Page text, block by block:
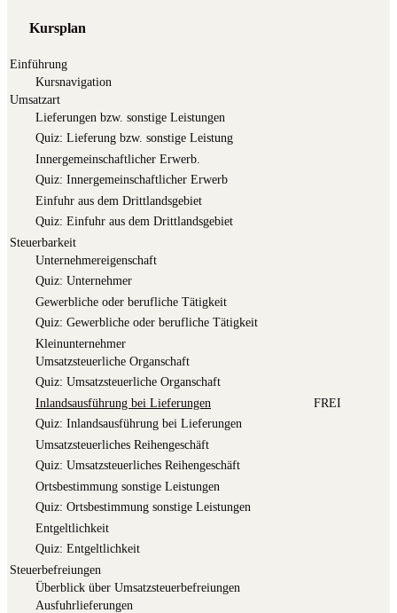
Kursplan
Einführung
Kurs­na­vi­ga­ti­on
Umsatzart
Lie­fe­run­gen bzw. sons­ti­ge Leistungen
Quiz: Lie­fe­rung bzw. sons­ti­ge Leistung
Inner­ge­mein­schaft­li­cher Erwerb.
Quiz: Inner­ge­mein­schaft­li­cher Erwerb
Ein­fuhr aus dem Drittlandsgebiet
Quiz: Ein­fuhr aus dem Drittlandsgebiet
Steuerbarkeit
Unter­neh­mer­ei­gen­schaft
Quiz: Unter­neh­mer
Gewerb­li­che oder beruf­li­che Tätigkeit
Quiz: Gewerb­li­che oder beruf­li­che Tätigkeit
Klein­un­ter­neh­mer
Umsatz­steu­er­li­che Organschaft
Quiz: Umsatz­steu­er­li­che Organschaft
Inlands­aus­füh­rung bei Lieferungen
FREI
Quiz: Inlands­aus­füh­rung bei Lieferungen
Umsatz­steu­er­li­ches Reihengeschäft
Quiz: Umsatz­steu­er­li­ches Reihengeschäft
Orts­be­stim­mung sons­ti­ge Leistungen
Quiz: Orts­be­stim­mung sons­ti­ge Leistungen
Ent­gelt­lich­keit
Quiz: Ent­gelt­lich­keit
Steuerbefreiungen
Über­blick über Umsatzsteuerbefreiungen
Aus­fuhr­lie­fe­run­gen